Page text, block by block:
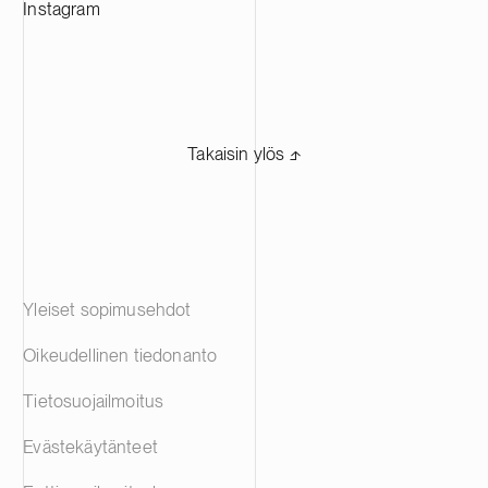
Instagram
Takaisin ylös ⬏
Yleiset sopimusehdot
Oikeudellinen tiedonanto
Tietosuojailmoitus
Evästekäytänteet